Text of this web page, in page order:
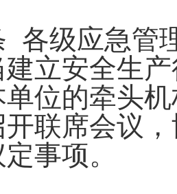
各级应急管
立安全生
位的牵头
联席会议
事项。